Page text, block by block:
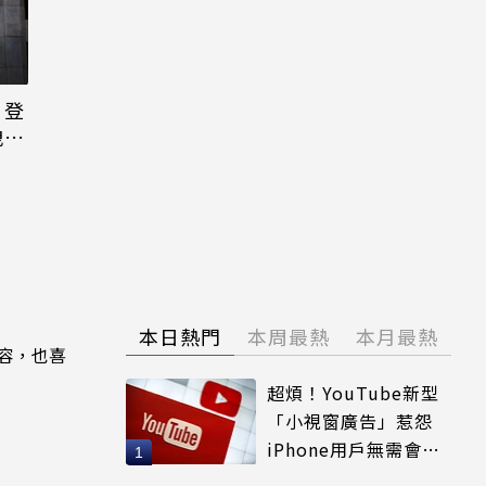
，也喜
本日熱門 本周最熱 本月最熱
超煩！YouTube新型
「小視窗廣告」惹怨
iPhone用戶無需會員